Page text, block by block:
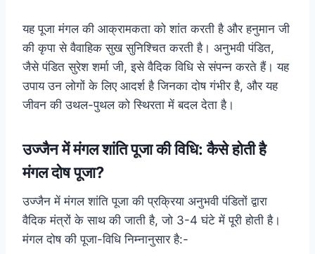
यह पूजा मंगल की आक्रामकता को शांत करती है और हनुमान जी
की कृपा से वैवाहिक सुख सुनिश्चित करती है। अनुभवी पंडित,
जैसे पंडित सुरेश शर्मा जी, इसे वैदिक विधि से संपन्न करते हैं। यह
उपाय उन लोगों के लिए आदर्श है जिनका दोष गंभीर है, और यह
जीवन की उथल-पुथल को स्थिरता में बदल देता है।
उज्जैन में मंगल शांति पूजा की विधि: कैसे होती है
मंगल दोष पूजा?
उज्जैन में मंगल शांति पूजा की प्रक्रिया अनुभवी पंडितों द्वारा
वैदिक मंत्रों के साथ की जाती है, जो 3-4 घंटे में पूरी होती है।
मंगल दोष की पूजा-विधि निम्नानुसार है:-